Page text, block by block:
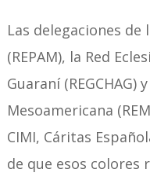
Las delegaciones de
(REPAM), la Red
Guaraní (REGCHAG)
Mesoamericana
CIMI, Cáritas
de que esos colores